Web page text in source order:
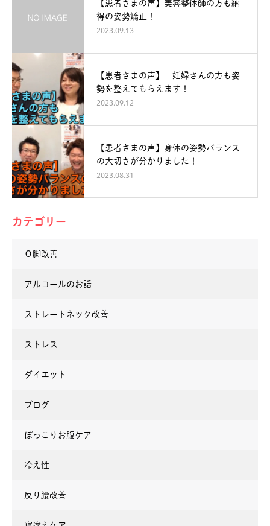
【患者さまの声】美容整体師の方も納
得の姿勢矯正！
2023.09.13
【患者さまの声】 妊婦さんの方も姿
勢を整えてもらえます！
2023.09.12
【患者さまの声】身体の姿勢バランス
の大切さが分かりました！
2023.08.31
カテゴリー
Ｏ脚改善
アルコールのお話
ストレートネック改善
ストレス
ダイエット
ブログ
ぽっこりお腹ケア
冷え性
反り腰改善